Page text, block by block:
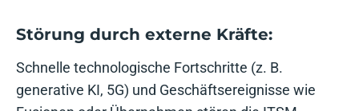
Störung durch externe Kräfte:
Schnelle technologische Fortschritte (z. B.
generative KI, 5G) und Geschäftsereignisse wie